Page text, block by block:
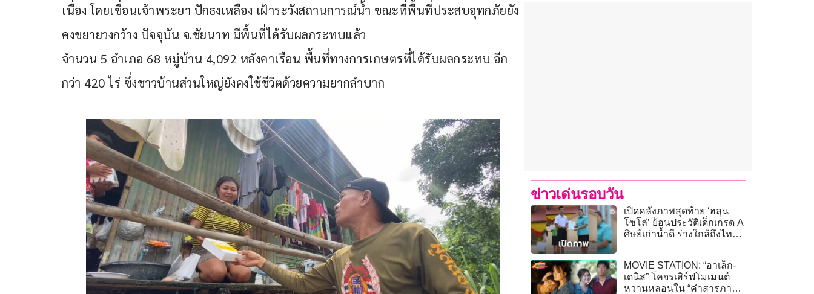
เนื่อง โดยเขื่อนเจ้าพระยา ปักธงเหลือง เฝ้าระวังสถานการณ์น้ำ ขณะที่พื้นที่ประสบอุทกภัยยัง
คงขยายวงกว้าง ปัจจุบัน จ.ชัยนาท มีพื้นที่ได้รับผลกระทบแล้ว
จำนวน 5 อำเภอ 68 หมู่บ้าน 4,092 หลังคาเรือน พื้นที่ทางการเกษตรที่ได้รับผลกระทบ อีก
กว่า 420 ไร่ ซึ่งชาวบ้านส่วนใหญ่ยังคงใช้ชีวิตด้วยความยากลำบาก
ข่าวเด่นรอบวัน
เปิดคลังภาพสุดท้าย ‘ฮลุน
โซโล่’ ย้อนประวัติเด็กเกรด A
ศิษย์เก่าน้ำดี ร่างใกล้ถึงไทย
MOVIE STATION: “อาเล็ก-
เดนิส” โคจรเสิร์ฟโมเมนต์
หวานหลอนใน “คำสารภาพ